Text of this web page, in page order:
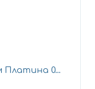
Платина 0...